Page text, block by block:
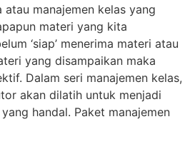
atau manajemen kelas yang
materi yang kita
‘siap’ menerima materi atau
yang disampaikan maka
Dalam seri manajemen kelas,
akan dilatih untuk menjadi
handal. Paket manajemen